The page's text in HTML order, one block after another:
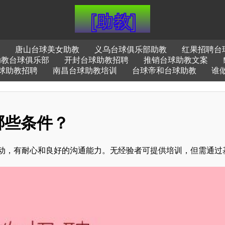
唐山台球美女助教 义乌台球俱乐部助教
红果招聘台
台球俱乐部
开封台球助教招聘 推销台球助教文案
助教招聘
南昌台球助教培训 台球帝和台球助教 谁
条件？
有耐心和良好的沟通能力。无经验者可提供培训，但需通过